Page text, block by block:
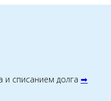
и списанием долга ➡